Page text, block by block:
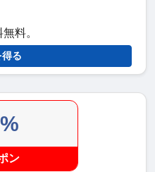
料。
る
ン